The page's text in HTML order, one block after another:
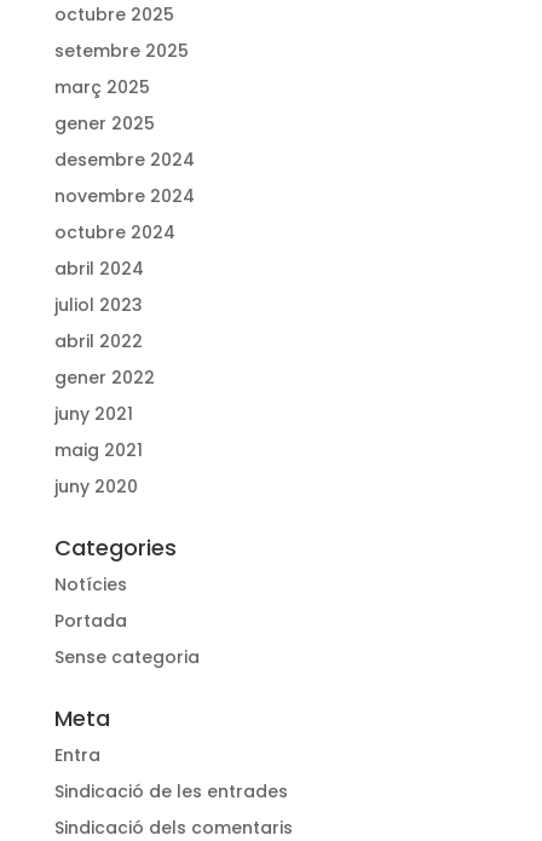
octubre 2025
setembre 2025
març 2025
gener 2025
desembre 2024
novembre 2024
octubre 2024
abril 2024
juliol 2023
abril 2022
gener 2022
juny 2021
maig 2021
juny 2020
Categories
Notícies
Portada
Sense categoria
Meta
Entra
Sindicació de les entrades
Sindicació dels comentaris